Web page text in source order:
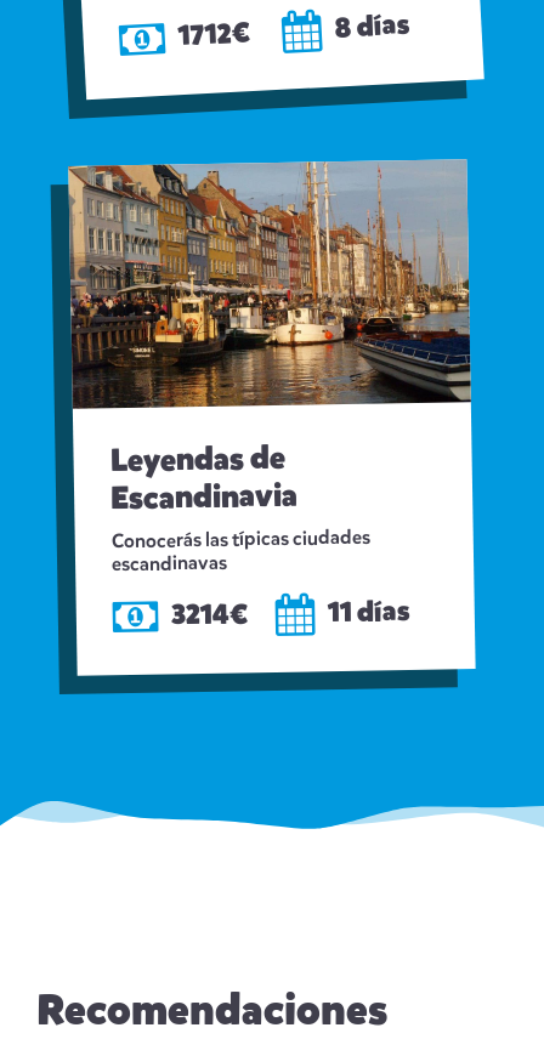
1712€ 8 días
Leyendas de
Escandinavia
Conocerás las típicas ciudades
escandinavas
3214€ 11 días
Recomendaciones